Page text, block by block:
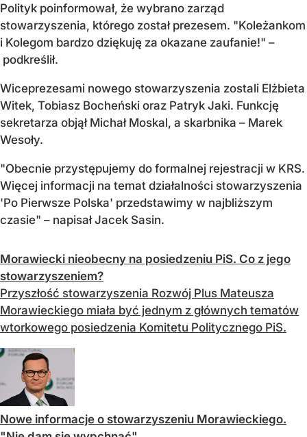
Polityk poinformował, że wybrano zarząd
stowarzyszenia, którego został prezesem. "Koleżankom
i Kolegom bardzo dziękuję za okazane zaufanie!" –
podkreślił.
Wiceprezesami nowego stowarzyszenia zostali Elżbieta
Witek, Tobiasz Bocheński oraz Patryk Jaki. Funkcję
sekretarza objął Michał Moskal, a skarbnika – Marek
Wesoły.
"Obecnie przystępujemy do formalnej rejestracji w KRS.
Więcej informacji na temat działalności stowarzyszenia
'Po Pierwsze Polska' przedstawimy w najbliższym
czasie" – napisał Jacek Sasin.
Morawiecki nieobecny na posiedzeniu PiS. Co z jego
stowarzyszeniem?
Przyszłość stowarzyszenia Rozwój Plus Mateusza
Morawieckiego miała być jednym z głównych tematów
wtorkowego posiedzenia Komitetu Politycznego PiS.
Nowe informacje o stowarzyszeniu Morawieckiego.